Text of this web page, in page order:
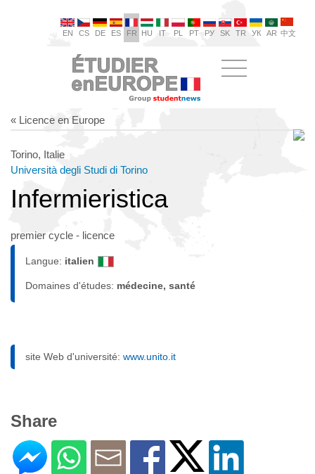
EN CS DE ES FR HU IT PL PT РУ SK TR УК AR 中文
« Licence en Europe
Torino, Italie
Università degli Studi di Torino
Infermieristica
premier cycle - licence
Langue: italien
Domaines d'études: médecine, santé
site Web d'université: www.unito.it
Share